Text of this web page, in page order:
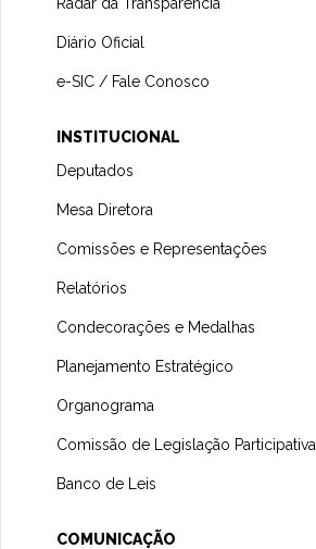
Diário Oficial
e-SIC / Fale Conosco
INSTITUCIONAL
Deputados
Mesa Diretora
Comissões e Representações
Relatórios
Condecorações e Medalhas
Planejamento Estratégico
Organograma
Comissão de Legislação Participativa
Banco de Leis
COMUNICAÇÃO